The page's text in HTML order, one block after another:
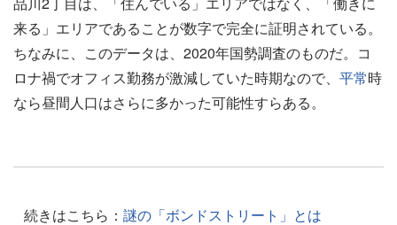
来る」エリアであることが数字で完全に証明されている。
ちなみに、このデータは、2020年国勢調査のものだ。コ
ロナ禍でオフィス勤務が激減していた時期なので、 平常時
なら昼間人口はさらに多かった可能性すらある。
続きはこちら： 謎の「ボンドストリート」とは